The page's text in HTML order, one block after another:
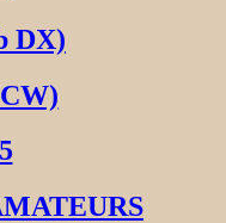
DX)